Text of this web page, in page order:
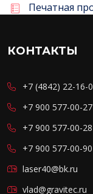
Печатная
КОНТАКТЫ
+7 (4842) 22-16-
+7 900 577-00-27
+7 900 577-00-28
+7 900 577-00-90
laser40@bk.ru
vlad@gravitec.ru